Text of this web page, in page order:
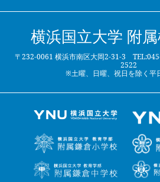
横浜国立大学 附
〒232-0061 横浜市南区大岡2-31-3
2522
※土曜、日曜、祝日を除く平